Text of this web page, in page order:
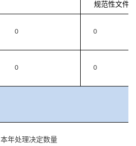
规范性文件
0 0
0 0
本年处理决定数量